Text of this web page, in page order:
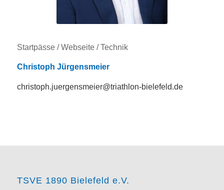
Startpässe / Webseite / Technik
Christoph Jürgensmeier
christoph.juergensmeier@triathlon-bielefeld.de
TSVE 1890 Bielefeld e.V.